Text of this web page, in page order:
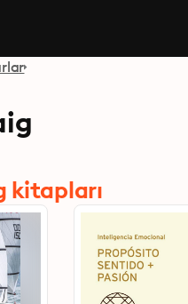
kitapları